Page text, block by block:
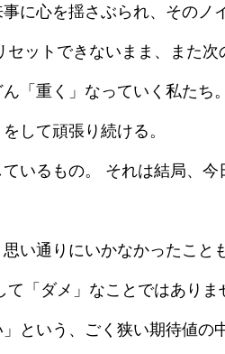
に心を揺さぶられ、そのノ
セットできないまま、また次
「重く」なっていく私たち
して頑張り続ける。
いるもの。 それは結局、今
い通りにいかなかったこと
「ダメ」なことではありま
」という、ごく狭い期待値の